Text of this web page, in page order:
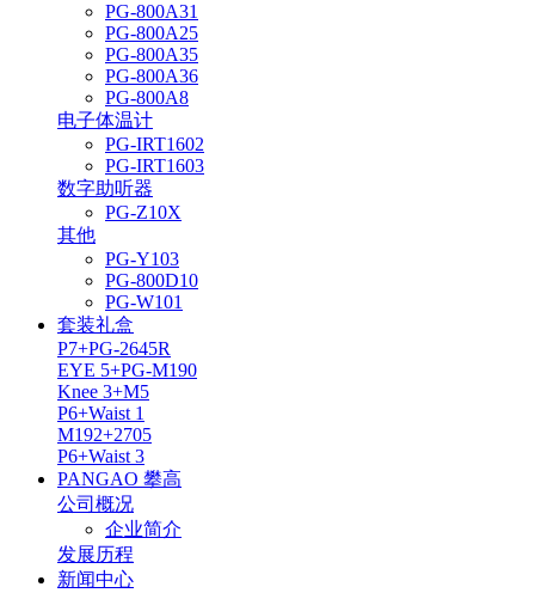
PG-800A31
PG-800A25
PG-800A35
PG-800A36
PG-800A8
电子体温计
PG-IRT1602
PG-IRT1603
数字助听器
PG-Z10X
其他
PG-Y103
PG-800D10
PG-W101
套装礼盒
P7+PG-2645R
EYE 5+PG-M190
Knee 3+M5
P6+Waist 1
M192+2705
P6+Waist 3
PANGAO 攀高
公司概况
企业简介
发展历程
新闻中心